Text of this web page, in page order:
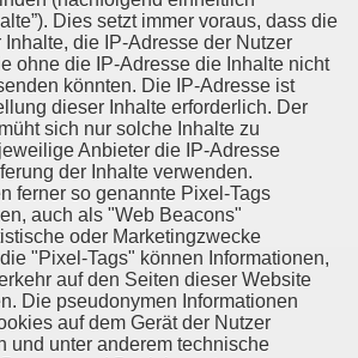
Dies setzt immer voraus, dass die
Inhalte, die IP-Adresse der Nutzer
ohne die IP-Adresse die Inhalte nicht
könnten. Die IP-Adresse ist
dieser Inhalte erforderlich. Der
sich nur solche Inhalte zu
Anbieter die IP-Adresse
der Inhalte verwenden.
ferner so genannte Pixel-Tags
auch als "Web Beacons"
oder Marketingzwecke
"Pixel-Tags" können Informationen,
auf den Seiten dieser Website
Die pseudonymen Informationen
auf dem Gerät der Nutzer
und unter anderem technische